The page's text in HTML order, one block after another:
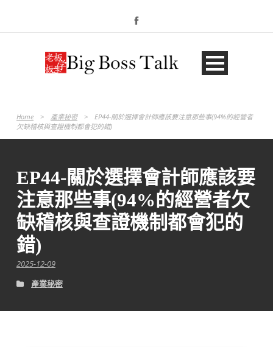
Home > 產業秘密 >
EP44-關於選擇會計師應該要注意那些事(94%的經營者
欠缺稽核與查證機制都會犯的錯)
EP44-關於選擇會計師應該要
注意那些事(94%的經營者欠
缺稽核與查證機制都會犯的
錯)
2025-12-09
產業秘密